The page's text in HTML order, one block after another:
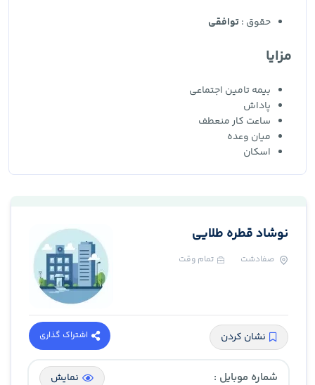
حقوق :توافقی
مزایا
بیمه تامین اجتماعی
پاداش
ساعت کار منعطف
میان وعده
اسکان
نوشاد قطره طلایی
صفادشت تمام وقت
نشان کردن اشتراک گذاری
شماره موبایل : نمایش